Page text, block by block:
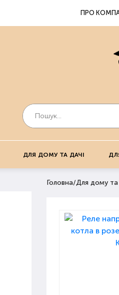
ПРО
ДЛЯ ДОМУ ТА ДАЧІ
Головна/Для дому та